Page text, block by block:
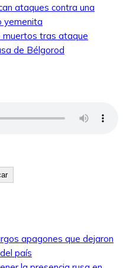
ataques contra una
yemenita
muertos tras ataque
de Bélgorod
apagones que dejaron
país